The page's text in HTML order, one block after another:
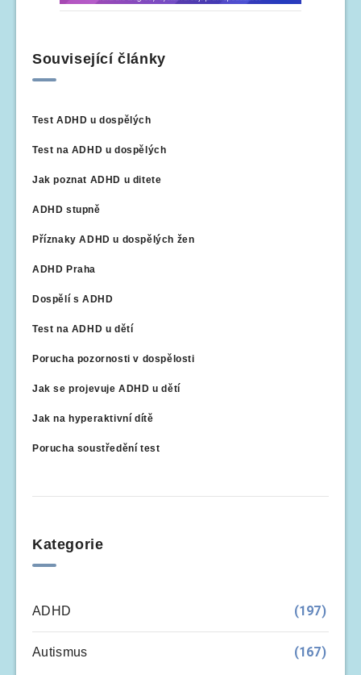
Související články
Test ADHD u dospělých
Test na ADHD u dospělých
Jak poznat ADHD u ditete
ADHD stupně
Příznaky ADHD u dospělých žen
ADHD Praha
Dospělí s ADHD
Test na ADHD u dětí
Porucha pozornosti v dospělosti
Jak se projevuje ADHD u dětí
Jak na hyperaktivní dítě
Porucha soustředění test
Kategorie
ADHD (197)
Autismus (167)